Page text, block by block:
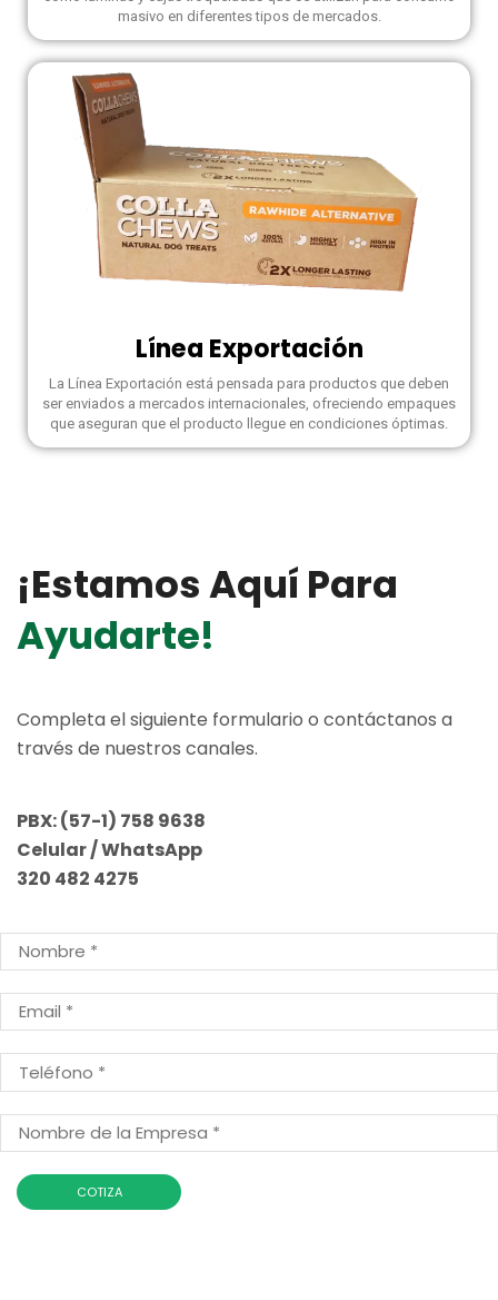
masivo en diferentes tipos de mercados.
Línea Exportación
La Línea Exportación está pensada para productos que deben
ser enviados a mercados internacionales, ofreciendo empaques
que aseguran que el producto llegue en condiciones óptimas.
¡estamos Aquí Para
Ayudarte!
Completa el siguiente formulario o contáctanos a
través de nuestros canales.
PBX:(57-1) 758 9638
Celular / WhatsApp
320 482 4275